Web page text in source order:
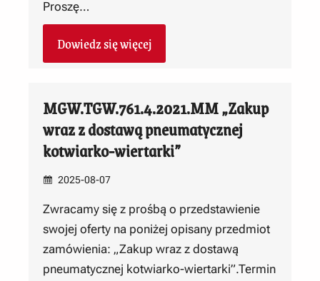
Proszę…
Dowiedz się więcej
MGW.TGW.761.4.2021.MM „Zakup
wraz z dostawą pneumatycznej
kotwiarko-wiertarki”
2025-08-07
Zwracamy się z prośbą o przedstawienie
swojej oferty na poniżej opisany przedmiot
zamówienia: „Zakup wraz z dostawą
pneumatycznej kotwiarko-wiertarki”.Termin